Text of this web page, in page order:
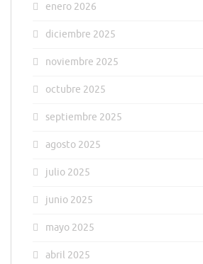
enero 2026
diciembre 2025
noviembre 2025
octubre 2025
septiembre 2025
agosto 2025
julio 2025
junio 2025
mayo 2025
abril 2025